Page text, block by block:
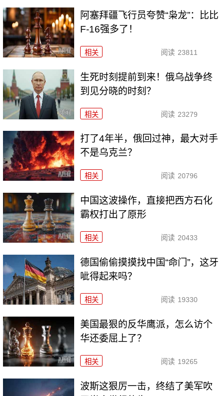
阿塞拜疆飞行员夸赞“枭龙”：比比
F-16强多了！
相关 阅读 23811
生死时刻提前到来！俄乌战争终
到见分晓的时刻？
相关 阅读 23279
打了4年半，俄回过神，最大对手
不是乌克兰？
相关 阅读 20796
中国这波操作，直接把西方石化
霸权打出了原形
相关 阅读 20433
德国偷偷摸摸找中国“命门”，这牙
呲得起来吗？
相关 阅读 19330
美国最狠的反华鹰派，怎么访个
华还委屈上了？
相关 阅读 19265
波斯这狠厉一击，终结了美军吹